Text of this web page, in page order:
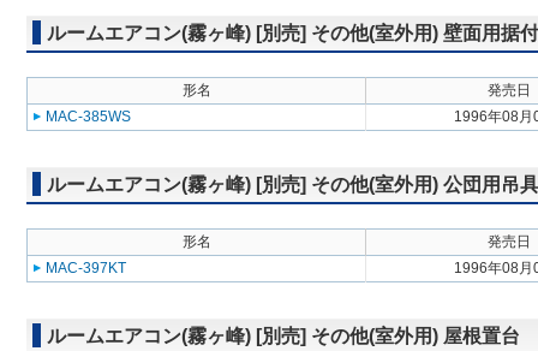
ルームエアコン(霧ヶ峰) [別売] その他(室外用) 壁面用据
形名
発売日
MAC-385WS
1996年08月
ルームエアコン(霧ヶ峰) [別売] その他(室外用) 公団用吊具
形名
発売日
MAC-397KT
1996年08月
ルームエアコン(霧ヶ峰) [別売] その他(室外用) 屋根置台